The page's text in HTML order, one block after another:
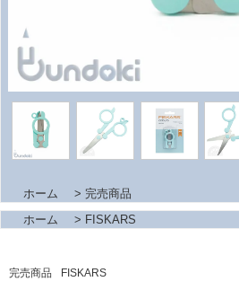
ホーム > 完売商品
ホーム
> FISKARS
完売商品 FISKARS